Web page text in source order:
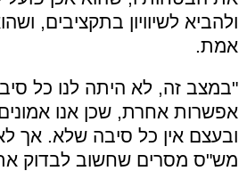
ולהביא לשיוויון בתקציבים,
אמת.
"במצב זה, לא היתה לנו כל
אפשרות אחרת, שכן אנו
ובעצם אין כל סיבה שלא. אך
מש"ס מסרים שחשוב לבדוק